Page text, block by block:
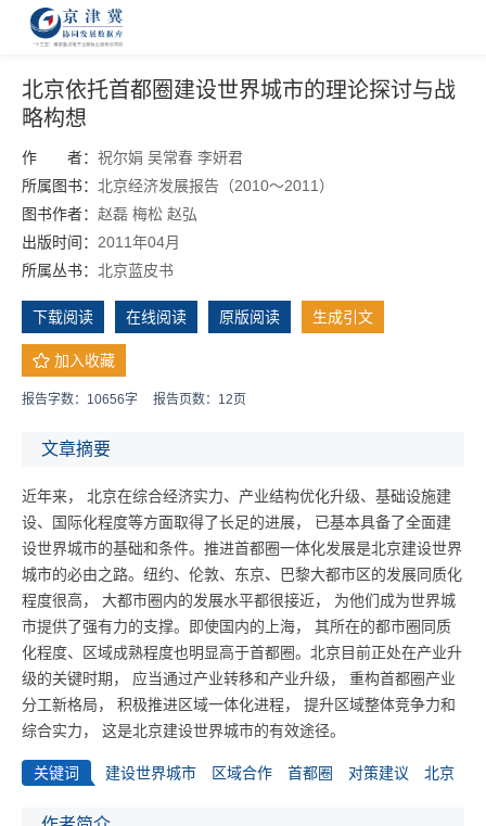
北京依托首都圈建设世界城市的理论探讨与战
略构想
作 者： 祝尔娟 吴常春 李妍君
所属图书： 北京经济发展报告（2010～2011）
图书作者： 赵磊 梅松 赵弘
出版时间： 2011年04月
所属丛书： 北京蓝皮书
下载阅读 在线阅读 原版阅读 生成引文
加入收藏
报告字数：10656字 报告页数：12页
文章摘要
近年来， 北京在综合经济实力、产业结构优化升级、基础设施建
设、国际化程度等方面取得了长足的进展， 已基本具备了全面建
设世界城市的基础和条件。推进首都圈一体化发展是北京建设世界
城市的必由之路。纽约、伦敦、东京、巴黎大都市区的发展同质化
程度很高， 大都市圈内的发展水平都很接近， 为他们成为世界城
市提供了强有力的支撑。即使国内的上海， 其所在的都市圈同质
化程度、区域成熟程度也明显高于首都圈。北京目前正处在产业升
级的关键时期， 应当通过产业转移和产业升级， 重构首都圈产业
分工新格局， 积极推进区域一体化进程， 提升区域整体竞争力和
综合实力， 这是北京建设世界城市的有效途径。
关键词 建设世界城市 区域合作 首都圈 对策建议 北京